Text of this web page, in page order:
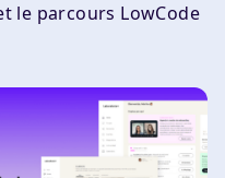
le parcours LowCode